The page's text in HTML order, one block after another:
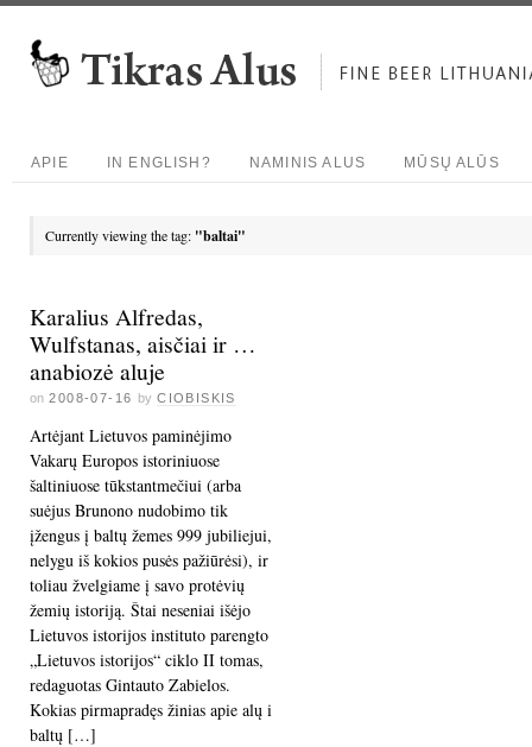
APIE IN ENGLISH? NAMINIS ALUS MŪSŲ ALŪS
Currently viewing the tag: "baltai"
Karalius Alfredas,
Wulfstanas, aisčiai ir …
anabiozė aluje
on 2008-07-16 by CIOBISKIS
Artėjant Lietuvos paminėjimo
Vakarų Europos istoriniuose
šaltiniuose tūkstantmečiui (arba
suėjus Brunono nudobimo tik
įžengus į baltų žemes 999 jubiliejui,
nelygu iš kokios pusės pažiūrėsi), ir
toliau žvelgiame į savo protėvių
žemių istoriją. Štai neseniai išėjo
Lietuvos istorijos instituto parengto
„Lietuvos istorijos“ ciklo II tomas,
redaguotas Gintauto Zabielos.
Kokias pirmapradęs žinias apie alų i
baltų […]